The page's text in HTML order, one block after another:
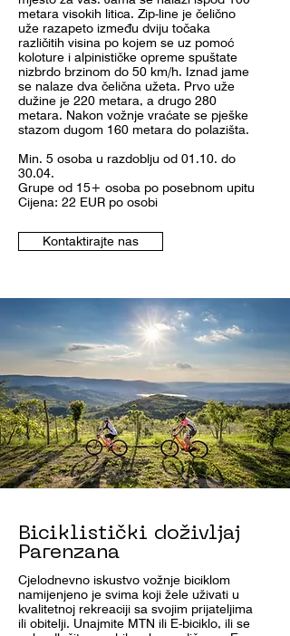
metara visokih litica. Zip-line je čelično
uže razapeto između dviju točaka
različitih visina po kojem se uz pomoć
koloture i alpinističke opreme spuštate
nizbrdo brzinom do 50 km/h. Iznad jame
se nalaze dva čelična užeta. Prvo uže
dužine je 220 metara, a drugo 280
metara. Nakon vožnje vraćate se pješke
stazom dugom 160 metara do polazišta.
Min. 5 osoba u razdoblju od 01.10. do
30.04.
Grupe od 15+ osoba po posebnom upitu
Cijena: 22 EUR po osobi
Kontaktirajte nas
Biciklistički doživljaj
Parenzana
Cjelodnevno iskustvo vožnje biciklom
namijenjeno je svima koji žele uživati ​​u
kvalitetnoj rekreaciji sa svojim prijateljima
ili obitelji. Unajmite MTN ili E-biciklo, ili se